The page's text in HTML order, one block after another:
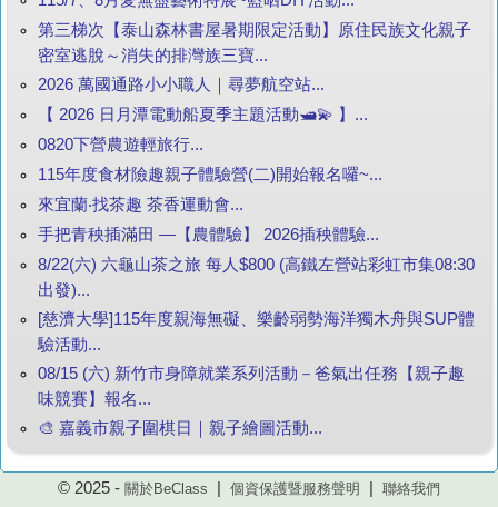
第三梯次【泰山森林書屋暑期限定活動】原住民族文化親子
密室逃脫～消失的排灣族三寶...
2026 萬國通路小小職人｜尋夢航空站...
【 2026 日月潭電動船夏季主題活動🛥️💫 】...
0820下營農遊輕旅行...
115年度食材險趣親子體驗營(二)開始報名囉~...
來宜蘭‧找茶趣 茶香運動會...
手把青秧插滿田 —【農體驗】 2026插秧體驗...
8/22(六) 六龜山茶之旅 每人$800 (高鐵左營站彩虹市集08:30
出發)...
[慈濟大學]115年度親海無礙、樂齡弱勢海洋獨木舟與SUP體
驗活動...
08/15 (六) 新竹市身障就業系列活動－爸氣出任務【親子趣
味競賽】報名...
🎨 嘉義市親子圍棋日｜親子繪圖活動...
© 2025 - 關於BeClass 個資保護暨服務聲明 聯絡我們